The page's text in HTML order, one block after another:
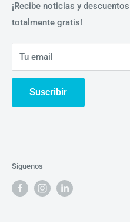
Nosotros
Contáctanos
¡Recibe noticias y
totalmente gratis!
Tu email
Suscribir
Síguenos